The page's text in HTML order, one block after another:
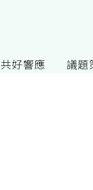
共好響應 議題